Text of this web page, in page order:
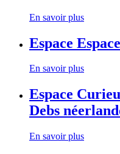
En savoir plus
Espace
En savoir plus
Espace
Debs
En savoir plus